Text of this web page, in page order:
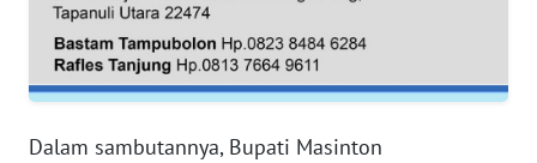
Dalam sambutannya, Bupati Masinton
WN
RIAU
SERAMBI